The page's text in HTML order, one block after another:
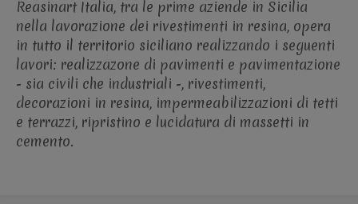
Reasinart Italia, tra le prime aziende in Sicilia
nella lavorazione dei rivestimenti in resina, opera
in tutto il territorio siciliano realizzando i seguenti
lavori: realizzazone di pavimenti e pavimentazione
- sia civili che industriali -, rivestimenti,
decorazioni in resina, impermeabilizzazioni di tetti
e terrazzi, ripristino e lucidatura di massetti in
cemento.